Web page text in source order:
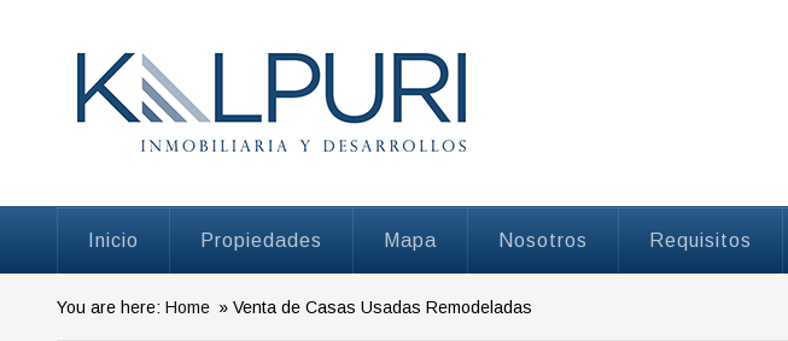
Inicio Propiedades Mapa Nosotros Requisitos
You are here: Home » Venta de Casas Usadas Remodeladas